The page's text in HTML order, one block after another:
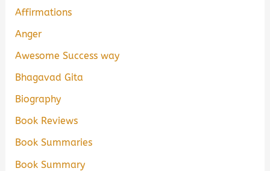
Affirmations
Anger
Awesome Success way
Bhagavad Gita
Biography
Book Reviews
Book Summaries
Book Summary